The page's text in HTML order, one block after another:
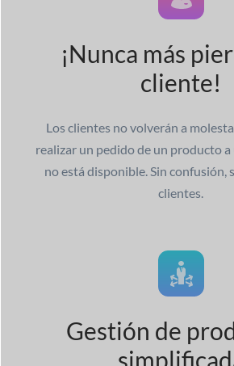
¡Nunca más
cliente!
Los clientes no volverán a
realizar un pedido de un producto
no está disponible. Sin confusión,
clientes.
Gestión de